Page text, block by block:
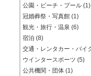
公園・ビーチ・プール (1)
冠婚葬祭・写真館 (1)
観光・旅行・温泉 (6)
宿泊 (8)
交通・レンタカー・バイ
ウインタースポーツ (5)
公共機関・団体 (1)